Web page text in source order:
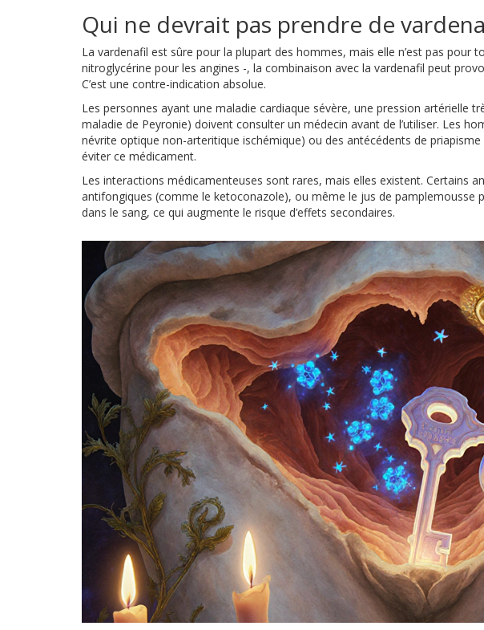
Qui ne devrait pas prendre de
La vardenafil est sûre pour la plupart des hommes, mais elle n’est pas pour
nitroglycérine pour les angines -, la combinaison avec la vardenafil peut
C’est une contre-indication absolue.
Les personnes ayant une maladie cardiaque sévère, une pression artérielle
maladie de Peyronie) doivent consulter un médecin avant de l’utiliser. Les
névrite optique non-arteritique ischémique) ou des antécédents de
éviter ce médicament.
Les interactions médicamenteuses sont rares, mais elles existent. Certains
antifongiques (comme le ketoconazole), ou même le jus de pamplemousse
dans le sang, ce qui augmente le risque d’effets secondaires.